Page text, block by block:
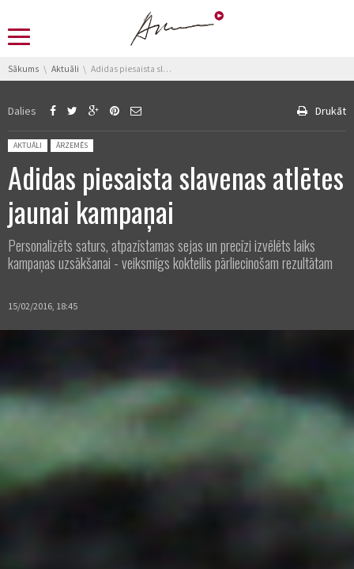
You are here:
Sākums Aktuāli Adidas piesaista slavenas atlētes jaunai kampaņai
Dalies Drukāt
Posted in:
AKTUĀLI ĀRZEMĒS
Adidas piesaista slavenas atlētes
jaunai kampaņai
Personalizēts saturs, atpazīstamas sejas un precīzi izvēlēts laiks
kampaņas uzsākšanai - veiksmīgs kokteilis pārliecinošam rezultātam
15/02/2016, 18:45